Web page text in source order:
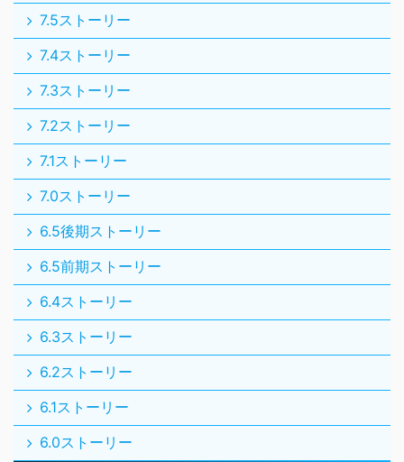
7.5ストーリー
7.4ストーリー
7.3ストーリー
7.2ストーリー
7.1ストーリー
7.0ストーリー
6.5後期ストーリー
6.5前期ストーリー
6.4ストーリー
6.3ストーリー
6.2ストーリー
6.1ストーリー
6.0ストーリー